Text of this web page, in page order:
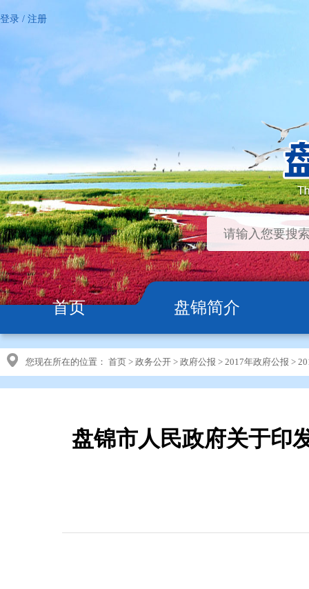
登录 / 注册
首页 盘锦简介
您现在所在的位置： 首页 > 政务公开 > 政府公报 > 2017年政府公报 >
盘锦市人民政府关于印